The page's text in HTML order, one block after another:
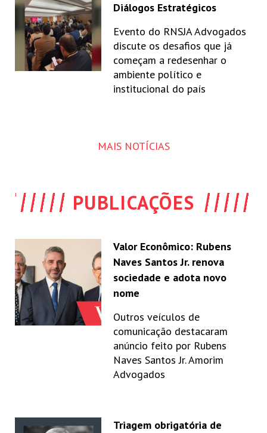
Diálogos Estratégicos
Evento do RNSJA Advogados
discute os desafios que já
começam a redesenhar o
ambiente político e
institucional do país
MAIS NOTÍCIAS
PUBLICAÇÕES
Valor Econômico: Rubens
Naves Santos Jr. renova
sociedade e adota novo
nome
Outros veículos de
comunicação destacaram
anúncio feito por Rubens
Naves Santos Jr. Amorim
Advogados
Triagem obrigatória de